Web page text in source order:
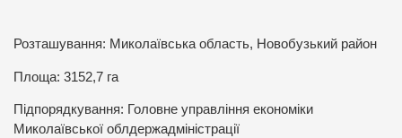
Розташування: Миколаївська область, Новобузький район
Площа: 3152,7 га
Підпорядкування: Головне управління економіки
Миколаївської облдержадміністрації